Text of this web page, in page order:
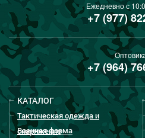
Ежедневно с
+7 (977)
+7 (964)
КАТАЛОГ
Тактическая одежда и
снаряжение
Военная форма